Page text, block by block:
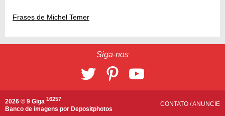
Frases de Michel Temer
Siga-nos
2026 © 9 Giga 16257
Banco de imagens por Depositphotos
CONTATO /ANUNCIE